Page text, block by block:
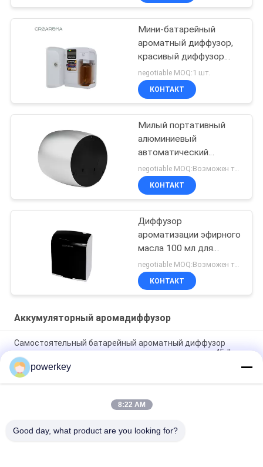
Мини-батарейный
ароматный диффузор,
красивый диффузор
эфирных масел
вместимостью 100 мл
negotiable MOQ:1 шт.
КОНТАКТ
Милый портативный
алюминиевый
автоматический
свежий воздух с
стеклянной бутылкой
60 мл
КОНТАКТ
Диффузор
ароматизации эфирного
масла 100 мл для
маркетинга
ароматизации
КОНТАКТ
Аккумуляторный аромадиффузор
Самостоятельный батарейный ароматный диффузор
вентилятор ароматное масло ароматная система 45dba
Шум
Диффузор ароматерапии с батареей
Ароматические очистители воздуха Диффузер эфирного
powerkey
8:22 AM
Good day, what product are you looking for?